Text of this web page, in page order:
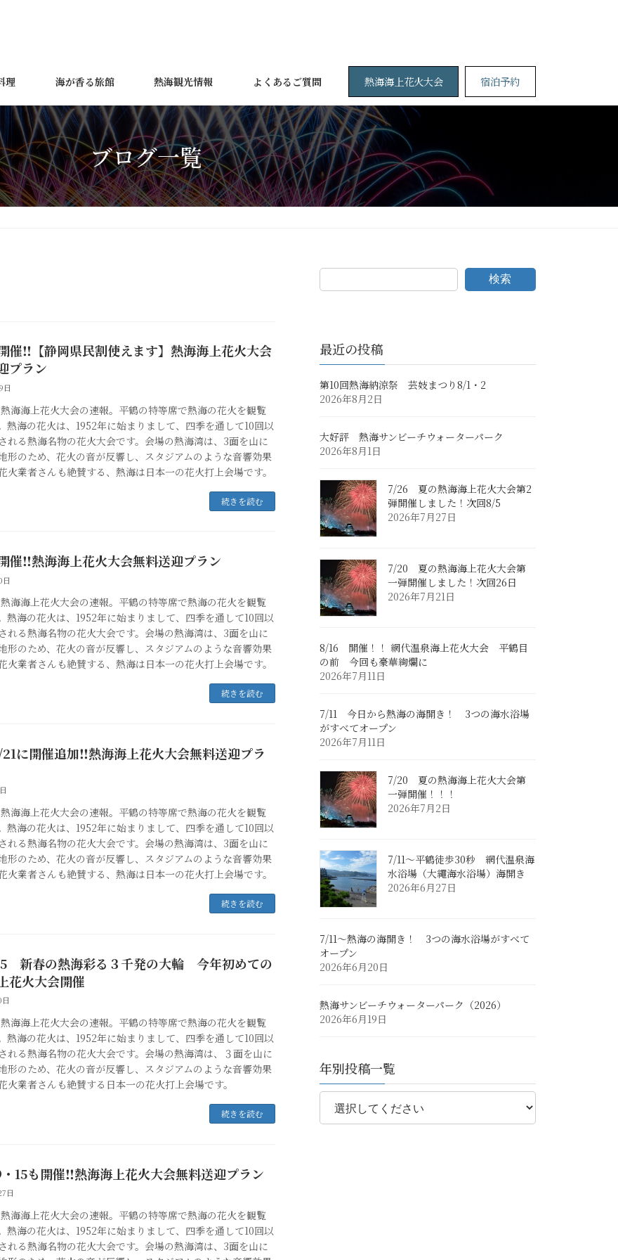
理 海が香る旅館 熱海観光情報 よくあるご質問 熱海海上花火大会 宿泊予約
ブログ一覧
催‼【静岡県民割使えます】熱海海上花火大会
プラン
日
海海上花火大会の速報。平鶴の特等席で熱海の花火を観覧
熱海の花火は、1952年に始まりまして、四季を通して10回以
れる熱海名物の花火大会です。会場の熱海湾は、3面を山に
形のため、花火の音が反響し、スタジアムのような音響効果
火業者さんも絶賛する、熱海は日本一の花火打上会場です。
続きを読む
催‼熱海海上花火大会無料送迎プラン
日
海海上花火大会の速報。平鶴の特等席で熱海の花火を観覧
熱海の花火は、1952年に始まりまして、四季を通して10回以
れる熱海名物の花火大会です。会場の熱海湾は、3面を山に
形のため、花火の音が反響し、スタジアムのような音響効果
火業者さんも絶賛する、熱海は日本一の花火打上会場です。
続きを読む
に開催追加‼熱海海上花火大会無料送迎プラ
海海上花火大会の速報。平鶴の特等席で熱海の花火を観覧
熱海の花火は、1952年に始まりまして、四季を通して10回以
れる熱海名物の花火大会です。会場の熱海湾は、3面を山に
形のため、花火の音が反響し、スタジアムのような音響効果
火業者さんも絶賛する、熱海は日本一の花火打上会場です。
続きを読む
新春の熱海彩る３千発の大輪 今年初めての
花火大会開催
海海上花火大会の速報。平鶴の特等席で熱海の花火を観覧
熱海の花火は、1952年に始まりまして、四季を通して10回以
れる熱海名物の花火大会です。会場の熱海湾は、３面を山に
形のため、花火の音が反響し、スタジアムのような音響効果
火業者さんも絶賛する日本一の花火打上会場です。
続きを読む
15も開催‼熱海海上花火大会無料送迎プラン
日
海海上花火大会の速報。平鶴の特等席で熱海の花火を観覧
熱海の花火は、1952年に始まりまして、四季を通して10回以
れる熱海名物の花火大会です。会場の熱海湾は、3面を山に
検索
最近の投稿
第10回熱海納涼祭 芸妓まつり8/1・2
2026年8月2日
大好評 熱海サンビーチウォーターパーク
2026年8月1日
7/26 夏の熱海海上花火大会第2
弾開催しました！次回8/5
2026年7月27日
7/20 夏の熱海海上花火大会第
一弾開催しました！次回26日
2026年7月21日
8/16 開催！！ 網代温泉海上花火大会 平鶴目
の前 今回も豪華絢爛に
2026年7月11日
7/11 今日から熱海の海開き！ 3つの海水浴場
がすべてオープン
2026年7月11日
7/20 夏の熱海海上花火大会第
一弾開催！！！
2026年7月2日
7/11～平鶴徒歩30秒 網代温泉海
水浴場（大繩海水浴場）海開き
2026年6月27日
7/11～熱海の海開き！ 3つの海水浴場がすべて
オープン
2026年6月20日
熱海サンビーチウォーターパーク（2026）
2026年6月19日
年別投稿一覧